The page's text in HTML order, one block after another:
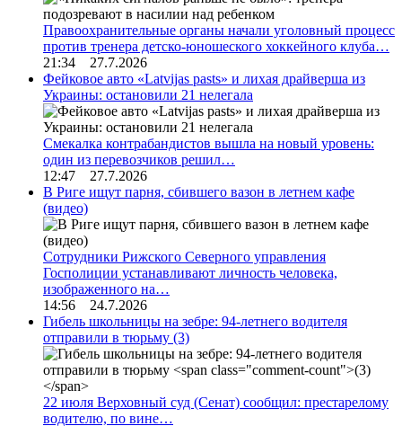
Правоохранительные органы начали уголовный процесс
против тренера детско-юношеского хоккейного клуба…
21:34 27.7.2026
Фейковое авто «Latvijas pasts» и лихая драйверша из
Украины: остановили 21 нелегала
Смекалка контрабандистов вышла на новый уровень:
один из перевозчиков решил…
12:47 27.7.2026
В Риге ищут парня, сбившего вазон в летнем кафе
(видео)
Сотрудники Рижского Северного управления
Госполиции устанавливают личность человека,
изображенного на…
14:56 24.7.2026
Гибель школьницы на зебре: 94-летнего водителя
отправили в тюрьму (3)
22 июля Верховный суд (Сенат) сообщил: престарелому
водителю, по вине…